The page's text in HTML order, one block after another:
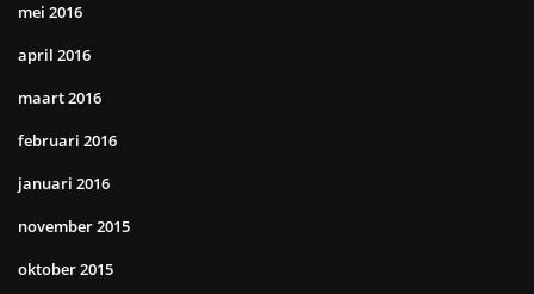
mei 2016
april 2016
maart 2016
februari 2016
januari 2016
november 2015
oktober 2015